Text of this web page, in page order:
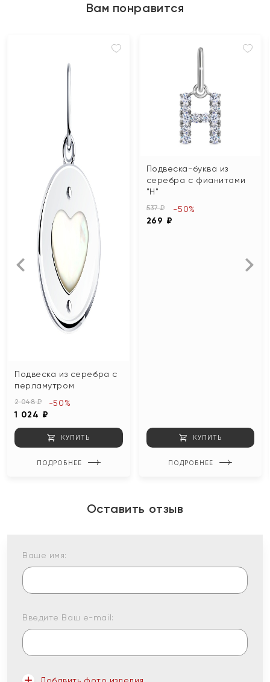
Вам понравится
Подвеска из серебра с
перламутром
2 048 ₽
1 024 ₽
-50%
КУПИТЬ
ПОДРОБНЕЕ
Подвеска-буква из
серебра с фианитами
"Н"
537 ₽
269 ₽
-50%
КУПИТЬ
ПОДРОБНЕЕ
Оставить отзыв
Ваше имя:
Введите Ваш e-mail: